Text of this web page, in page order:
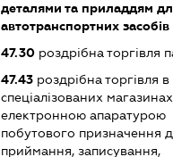
деталями та приладдям
автотранспортних засобів
47.30 роздрібна торгівля
47.43 роздрібна торгівля в
спеціалізованих магазинах
електронною апаратурою
побутового призначення
приймання, записування,